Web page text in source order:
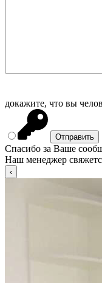
докажите, что вы
Спасибо за Ваше
Наш менеджер